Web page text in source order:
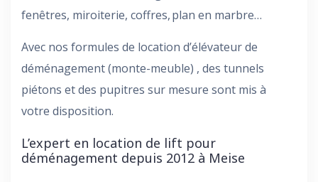
fenêtres, miroiterie, coffres, plan en marbre…
Avec nos formules de location d’élévateur de
déménagement (monte-meuble) , des tunnels
piétons et des pupitres sur mesure sont mis à
votre disposition.
L’expert en location de lift pour
déménagement depuis 2012 à Meise